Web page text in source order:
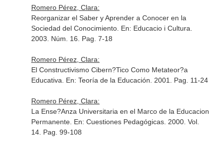
Romero Pérez, Clara:
Reorganizar el Saber y Aprender a Conocer en la
Sociedad del Conocimiento. En: Educacio i Cultura
2003. Núm. 16. Pag. 7-18
Romero Pérez, Clara:
El Constructivismo Cibern?Tico Como Metateor?a
Educativa. En: Teoría de la Educación . 2001. Pag. 11-24
Romero Pérez, Clara:
La Ense?Anza Universitaria en el Marco de la Educacion
Permanente. En: Cuestiones Pedagógicas. 2000. Vol.
14. Pag. 99-108